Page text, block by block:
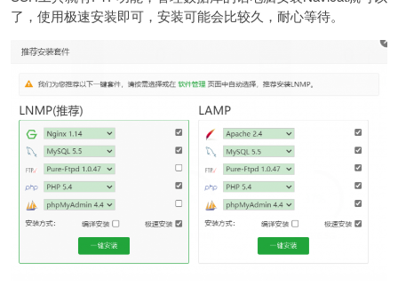
了，使用极速安装即可，安装可能会比较久，耐心等待。